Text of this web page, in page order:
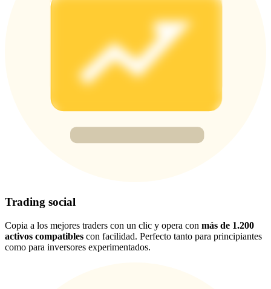
Register & Trade to Win 500,000 USDT
Precious Metals Trading Carnival
Trade Gold & Silver · 33,333 USDT Bonus
BTC New User Exclusive: 6.5% APR
BTC Flexible Staking | Daily Rewards
Trading social
Copia a los mejores traders con un clic y opera con más de 1.200
activos compatibles con facilidad. Perfecto tanto para principiantes
como para inversores experimentados.